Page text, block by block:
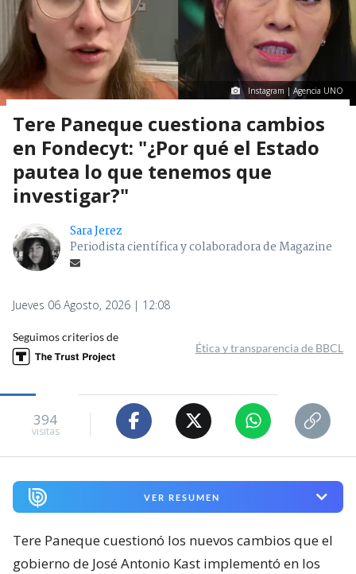
Instagram | Agencia UNO
Tere Paneque cuestiona cambios
en Fondecyt: "¿Por qué el Estado
pautea lo que tenemos que
investigar?"
Sara Jerez
Periodista científica y colaboradora de Magazine
Jueves 06 Agosto, 2026 | 12:08
Seguimos criterios de
Ética y transparencia de BBCL
394
visitas
VER RESUMEN
Tere Paneque cuestionó los nuevos cambios que el
gobierno de José Antonio Kast implementó en los